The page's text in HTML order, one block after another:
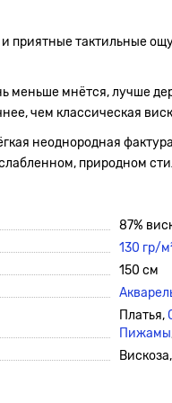
и приятные
меньше мнётся, лучше
чем классическая
неоднородная
природном
87%
130 гр/
150 см
Платья,
Пижамы
Вискоза,